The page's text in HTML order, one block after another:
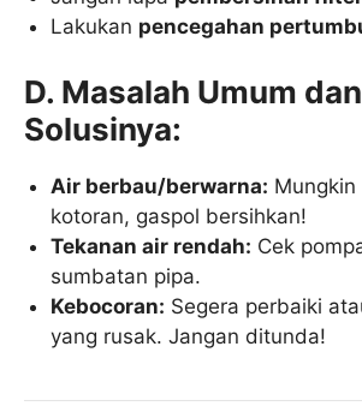
Lakukan pencegahan
D. Masalah Umum dan
Solusinya:
Air berbau/berwarna:
kotoran, gaspol bersihkan!
Tekanan air rendah: Cek
sumbatan pipa.
Kebocoran: Segera perbaiki
yang rusak. Jangan ditunda!